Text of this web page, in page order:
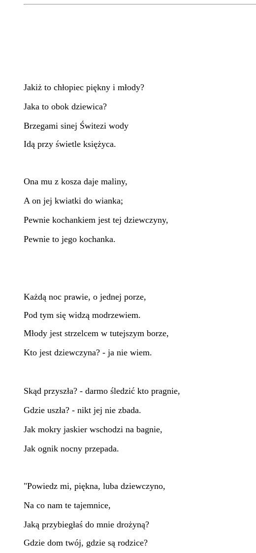
Jakiż to chłopiec piękny i młody?
Jaka to obok dziewica?
Brzegami sinej Świtezi wody
Idą przy świetle księżyca.
Ona mu z kosza daje maliny,
A on jej kwiatki do wianka;
Pewnie kochankiem jest tej dziewczyny,
Pewnie to jego kochanka.
Każdą noc prawie, o jednej porze,
Pod tym się widzą modrzewiem.
Młody jest strzelcem w tutejszym borze,
Kto jest dziewczyna? - ja nie wiem.
Skąd przyszła? - darmo śledzić kto pragnie,
Gdzie uszła? - nikt jej nie zbada.
Jak mokry jaskier wschodzi na bagnie,
Jak ognik nocny przepada.
"Powiedz mi, piękna, luba dziewczyno,
Na co nam te tajemnice,
Jaką przybiegłaś do mnie drożyną?
Gdzie dom twój, gdzie są rodzice?